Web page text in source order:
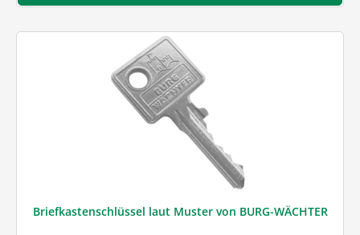
Briefkastenschlüssel laut Muster von BURG-WÄCHTER